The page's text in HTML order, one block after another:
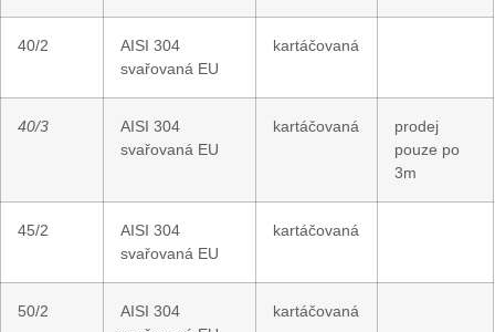
40/2
AISI 304
svařovaná EU
kartáčovaná
40/3
AISI 304
svařovaná EU
kartáčovaná
prodej
pouze po
3m
45/2
AISI 304
svařovaná EU
kartáčovaná
50/2
AISI 304
kartáčovaná